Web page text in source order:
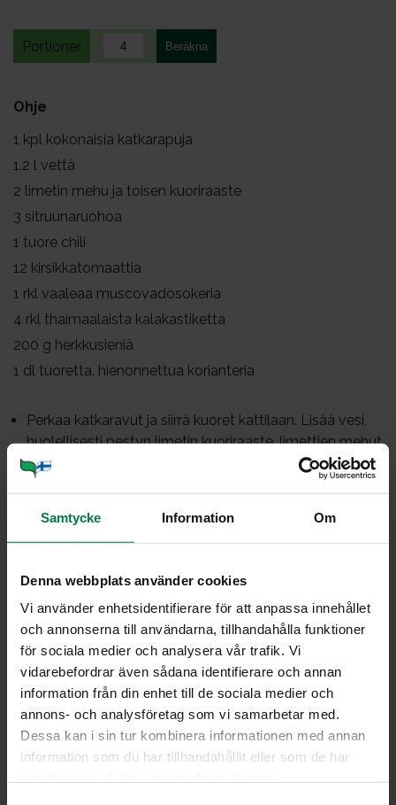
Samtycke Information Om
Denna webbplats använder cookies
Vi använder enhetsidentifierare för att anpassa innehållet
och annonserna till användarna, tillhandahålla funktioner
för sociala medier och analysera vår trafik. Vi
vidarebefordrar även sådana identifierare och annan
information från din enhet till de sociala medier och
annons- och analysföretag som vi samarbetar med.
Dessa kan i sin tur kombinera informationen med annan
information som du har tillhandahållit eller som de har
Portioner
Ohje
1 kpl kokonaisia katkarapuja
1.2 l vettä
2 limetin mehu ja toisen kuoriraaste
3 sitruunaruohoa
1 tuore chili
12 kirsikkatomaattia
1 rkl vaaleaa muscovadosokeria
4 rkl thaimaalaista kalakastiketta
200 g herkkusieniä
1 dl tuoretta, hienonnettua korianteria
Perkaa katkaravut ja siirrä kuoret kattilaan. Lisää vesi,
huolellisesti pestyn limetin kuoriraaste, limettien mehut
sekä sitruunaruoho parin sentin paloina. Keitä 15
Viipaloi sienet ja puolitettu chili. Puolita tomaatit.
Lisää viipaloidut sienet, katkaravut ja puolitetut
tomaatit. Kuumenna keitto, mutta älä kiehuta, etteivät
katkaravut sitkisty.
Tarjoa välittömästi runsaan korianterisilpun kanssa.
Huom.
Kaislamaista sitruunaruohoa saa hyvin varustettujen
kauppojen vihannesosastoilta tai etnisistä
ruokakaupoista. Sen sitruunaan vivahtava aromi on
tyypillinen aasialaisruoissa. Puumaiset suojalehdet,